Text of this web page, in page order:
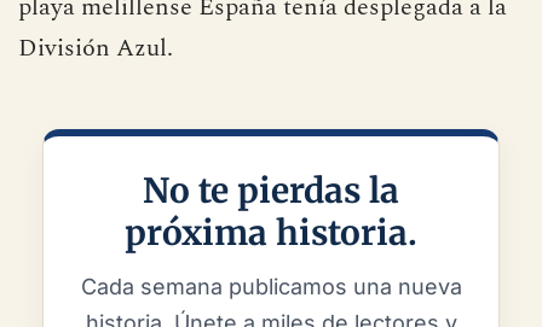
División Azul.
No te pierdas la
próxima historia.
Cada semana publicamos una nueva